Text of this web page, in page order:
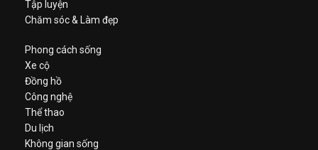
Tập luyện
Chăm sóc & Làm đẹp
Phong cách sống
Xe cộ
Đồng hồ
Công nghệ
Thể thao
Du lịch
Không gian sống